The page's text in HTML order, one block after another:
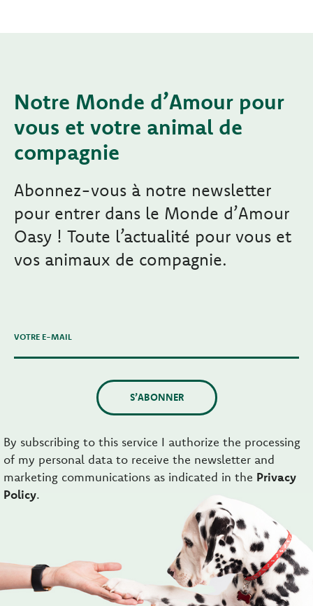
Notre Monde d’Amour pour
vous et votre animal de
compagnie
Abonnez-vous à notre newsletter
pour entrer dans le Monde d’Amour
Oasy ! Toute l’actualité pour vous et
vos animaux de compagnie.
VOTRE E-MAIL
S’ABONNER
By subscribing to this service I authorize the processing
of my personal data to receive the newsletter and
marketing communications as indicated in the Privacy
Policy.